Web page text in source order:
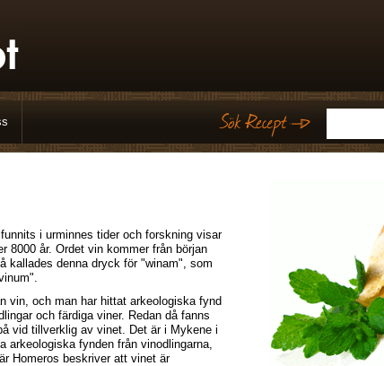
i urminnes tider och forskning visar
8000 år. Ordet vin kommer från början
kallades denna dryck för "winam", som
vin, och man har hittat arkeologiska fynd
och färdiga viner. Redan då fanns
vid tillverklig av vinet. Det är i Mykene i
arkeologiska fynden från vinodlingarna,
Homeros beskriver att vinet är